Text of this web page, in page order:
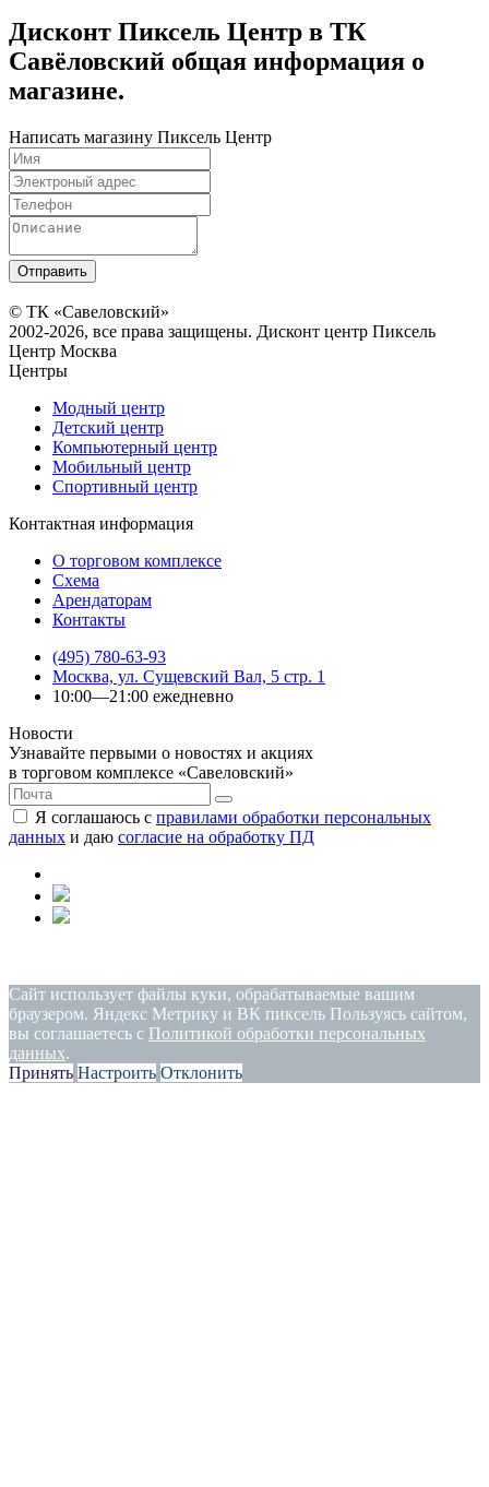
Дисконт Пиксель Центр в ТК
Савёловский общая информация о
магазине.
Написать магазину Пиксель Центр
© ТК «Савеловский»
2002-2026, все права защищены. Дисконт центр Пиксель
Центр Москва
Центры
Модный центр
Детский центр
Компьютерный центр
Мобильный центр
Спортивный центр
Контактная информация
О торговом комплексе
Схема
Арендаторам
Контакты
(495) 780-63-93
Москва, ул. Сущевский Вал, 5 стр. 1
10:00—21:00 ежедневно
Новости
Узнавайте первыми о новостях и акциях
в торговом комплексе «Савеловский»
Я соглашаюсь с правилами обработки персональных
данных и даю согласие на обработку ПД
Сайт использует файлы куки, обрабатываемые вашим
браузером. Яндекс Метрику и ВК пиксель Пользуясь сайтом,
вы соглашаетесь с Политикой обработки персональных
данных.
Принять Настроить Отклонить